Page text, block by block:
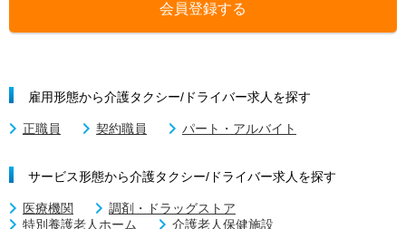
会員登録する
雇用形態から介護タクシー/ドライバー求人を探す
正職員 契約職員 パート・アルバイト
サービス形態から介護タクシー/ドライバー求人を探す
医療機関
調剤・ドラッグストア
特別養護老人ホーム
介護老人保健施設